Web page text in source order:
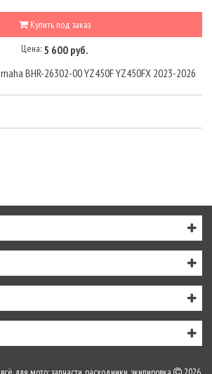
Купить под заказ
Цена: 5 600 руб.
BHR-26302-00 YZ450F YZ450FX 2023-2026